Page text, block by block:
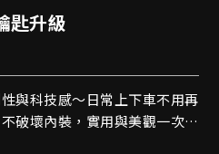
匙升級
與科技感～日常上下車不用再
破壞內裝，實用與美觀一次到